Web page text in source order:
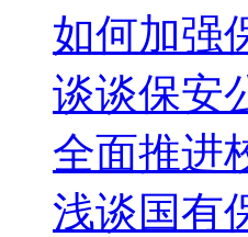
如何加强
谈谈保安
全面推进
浅谈国有